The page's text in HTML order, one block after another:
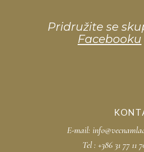
Pridružite se
Facebooku
E-mail:
Tel : +386 31 77 11